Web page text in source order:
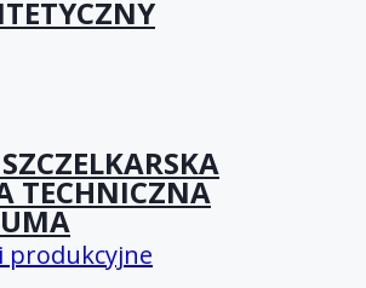
TECHNICZNA
produkcyjne